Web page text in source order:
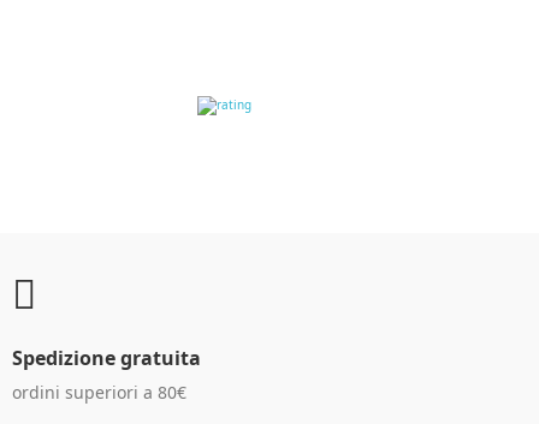
RECENSIONI DEI
Spedizione gratuita
ordini superiori a 80€